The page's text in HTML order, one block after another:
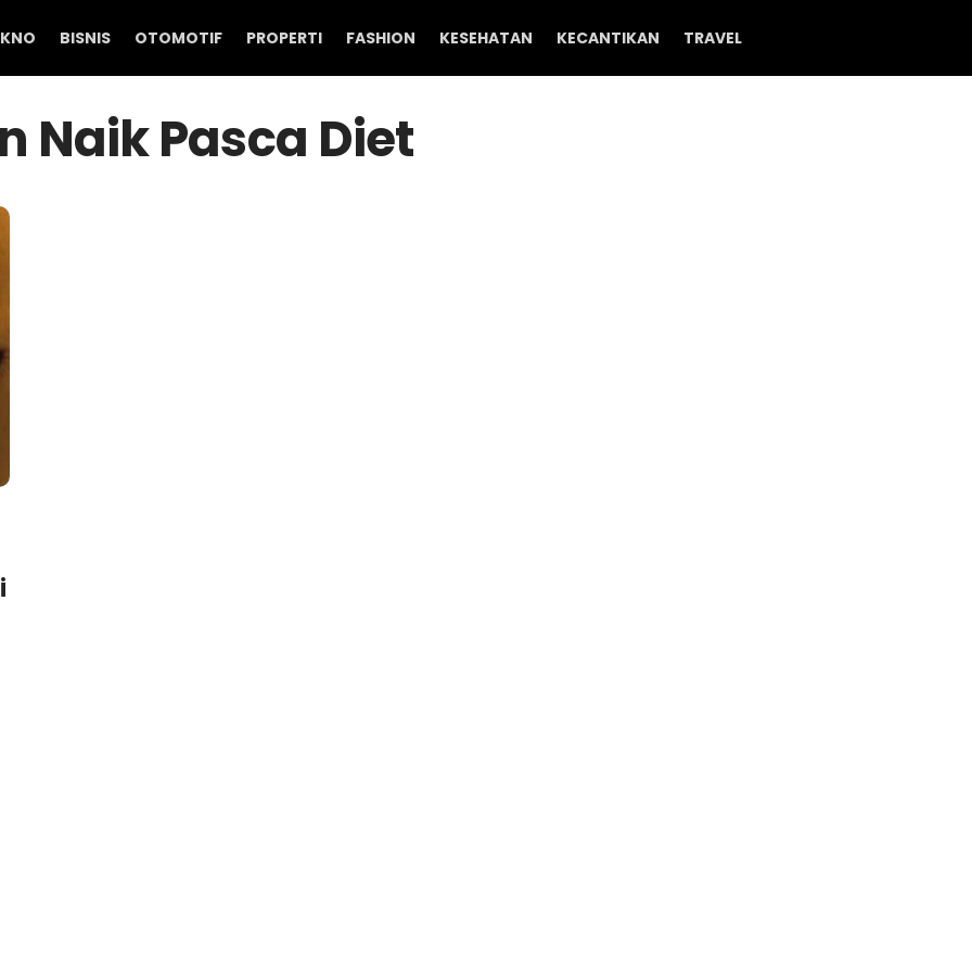
BISNIS OTOMOTIF PROPERTI FASHION KESEHATAN KECANTIKAN TRAVEL
Naik Pasca Diet